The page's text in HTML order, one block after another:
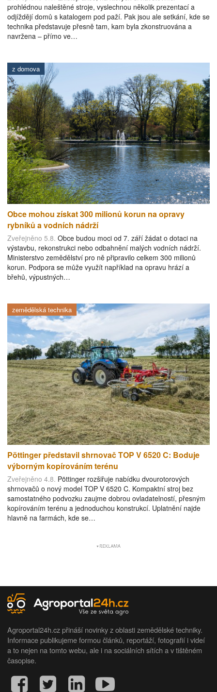
prohlédnou naleštěné stroje, vyslechnou několik prezentací a
odjíždějí domů s katalogem pod paží. Pak jsou ale setkání, kde se
technika představuje přesně tam, kam byla zkonstruována a
navržena – přímo ve…
z domova
Obce mohou získat 300 milionů korun na opravy
rybníků a vodních nádrží
Zveřejněno 5.8. Obce budou moci od 7. září žádat o dotaci na
výstavbu, rekonstrukci nebo odbahnění malých vodních nádrží.
Ministerstvo zemědělství pro ně připravilo celkem 300 milionů
korun. Podpora se může využít například na opravu hrází a
břehů, výpustných…
zemědělská technika
Pöttinger představil shrnovač TOP V 6520 C: Boduje
výborným kopírováním terénu
Zveřejněno 4.8. Pöttinger rozšiřuje nabídku dvourotorových
shrnovačů o nový model TOP V 6520 C. Kompaktní stroj bez
samostatného podvozku zaujme dobrou ovladatelností, přesným
kopírováním terénu a jednoduchou konstrukcí. Uplatnění najde
hlavně na farmách, kde se…
Agroportal24h.cz přináší novinky z oblasti zemědělské techniky.
Informace publikujeme formou článků, reportáží, fotografií i videí
a to nejen na tomto webu, ale i na sociálních sítích a v tištěném
časopise.